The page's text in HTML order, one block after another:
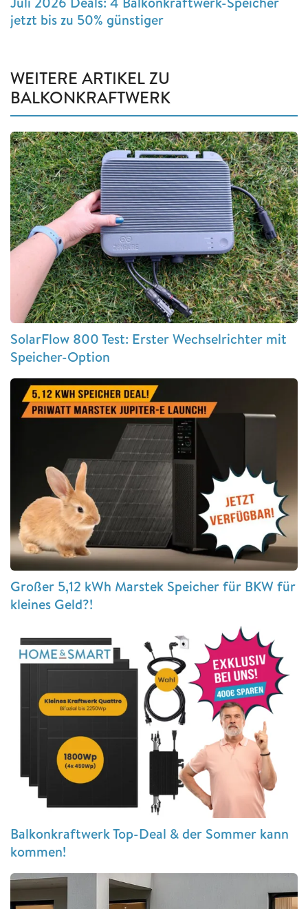
jetzt bis zu 50% günstiger
WEITERE ARTIKEL ZU
BALKONKRAFTWERK
SolarFlow 800 Test: Erster Wechselrichter mit
Speicher-Option
Großer 5,12 kWh Marstek Speicher für BKW für
kleines Geld?!
Balkonkraftwerk Top-Deal & der Sommer kann
kommen!